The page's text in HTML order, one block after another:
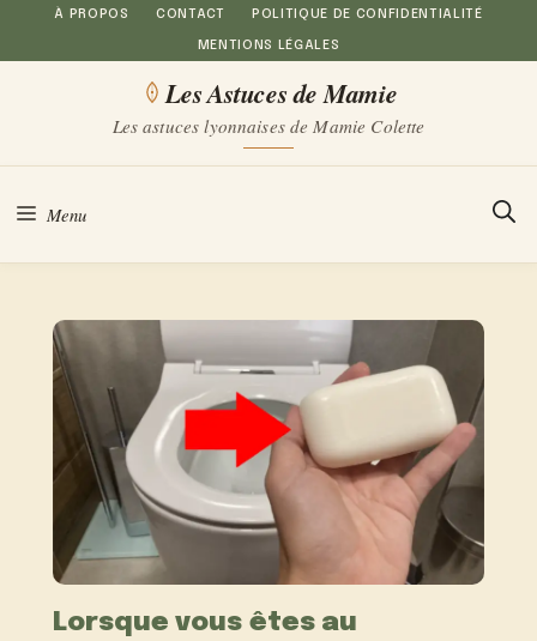
Aller
au
À PROPOS CONTACT POLITIQUE DE CONFIDENTIALITÉ
MENTIONS LÉGALES
Les Astuces de Mamie
Les astuces lyonnaises de Mamie Colette
Menu
Lorsque vous êtes au